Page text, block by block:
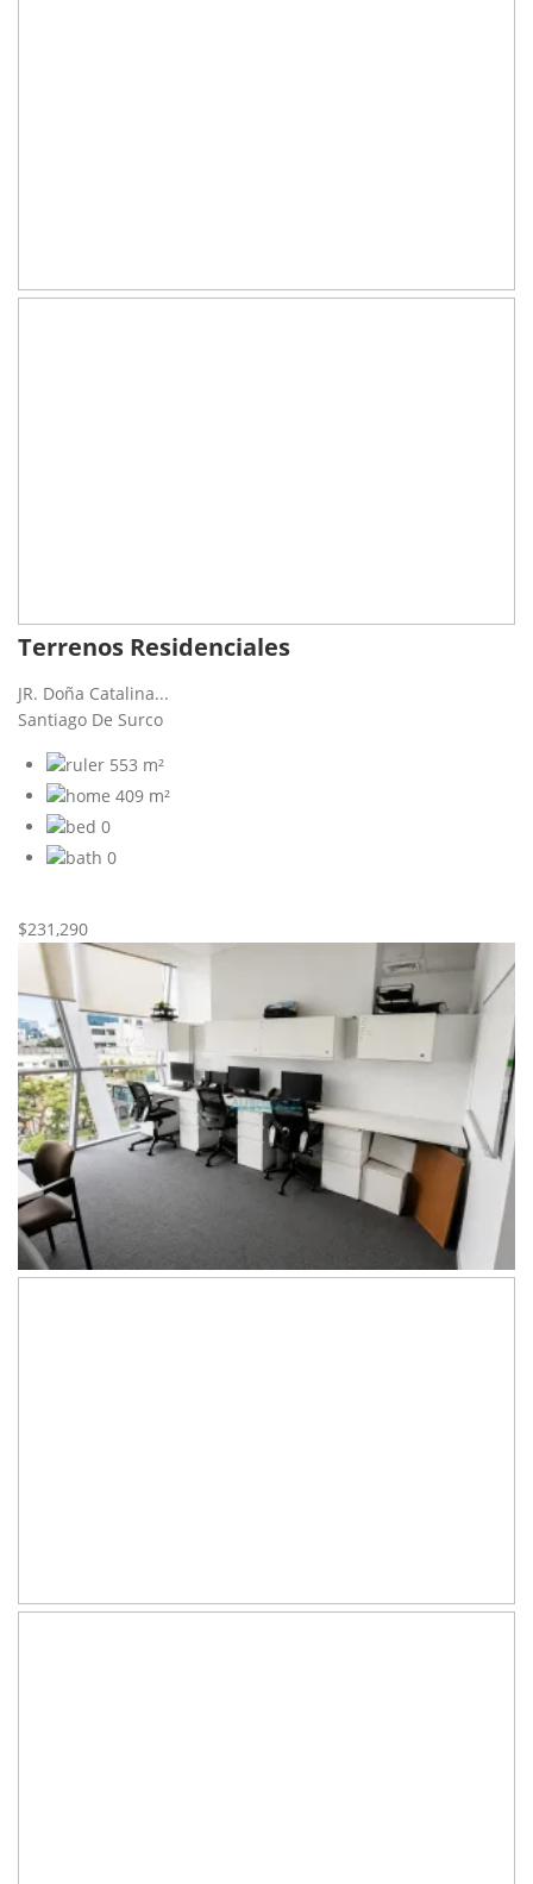
Terrenos Residenciales
JR. Doña Catalina...
Santiago De Surco
553 m²
409 m²
0
0
$231,290